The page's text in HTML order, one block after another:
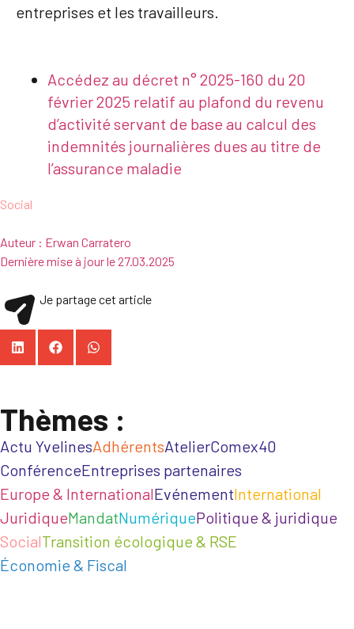
entreprises et les travailleurs.
Accédez au décret n° 2025-160 du 20
février 2025 relatif au plafond du revenu
d’activité servant de base au calcul des
indemnités journalières dues au titre de
l’assurance maladie
Social
Auteur : Erwan Carratero
Dernière mise à jour le 27.03.2025
Je partage cet article
Thèmes :
Actu YvelinesAdhérentsAtelierComex40
ConférenceEntreprises partenaires
Europe & InternationalEvénementInternational
JuridiqueMandatNumériquePolitique & juridique
SocialTransition écologique & RSE
Économie & Fiscal